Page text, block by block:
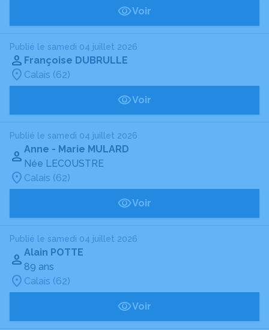
Voir
Publié le samedi 04 juillet 2026
Françoise DUBRULLE
Calais (62)
Voir
Publié le samedi 04 juillet 2026
Anne - Marie MULARD
Née LECOUSTRE
Calais (62)
Voir
Publié le samedi 04 juillet 2026
Alain POTTE
89 ans
Calais (62)
Voir